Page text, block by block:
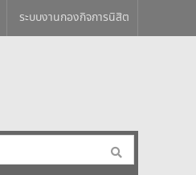
ระบบงานกองกิจการนิสิต